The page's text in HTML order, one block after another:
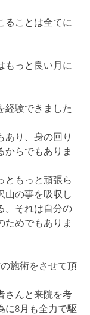
ることは全てに
もっと良い月に
経験できました
あり、身の回り
からでもありま
ともっと頑張ら
山の事を吸収し
。それは自分の
ためでもありま
施術をさせて頂
さんと来院を考
に8月も全力で駆